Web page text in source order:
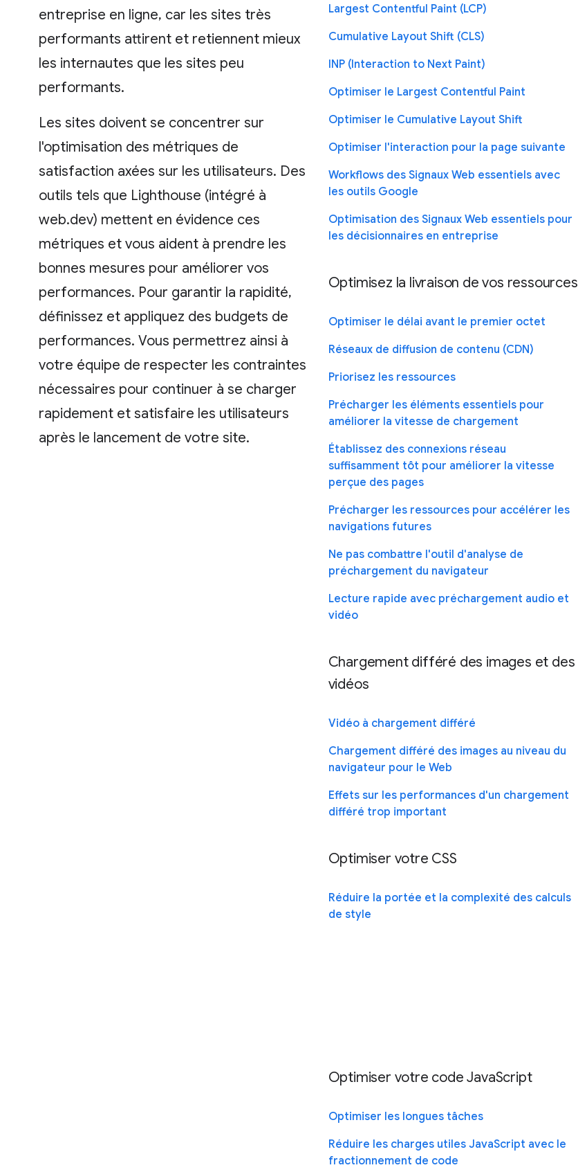
entreprise en ligne, car les sites très
performants attirent et retiennent mieux
les internautes que les sites peu
performants.
Les sites doivent se concentrer sur
l'optimisation des métriques de
satisfaction axées sur les utilisateurs. Des
outils tels que Lighthouse (intégré à
web.dev) mettent en évidence ces
métriques et vous aident à prendre les
bonnes mesures pour améliorer vos
performances. Pour garantir la rapidité,
définissez et appliquez des budgets de
performances. Vous permettrez ainsi à
votre équipe de respecter les contraintes
nécessaires pour continuer à se charger
rapidement et satisfaire les utilisateurs
après le lancement de votre site.
Largest Contentful Paint (LCP)
Cumulative Layout Shift (CLS)
INP (Interaction to Next Paint)
Optimiser le Largest Contentful Paint
Optimiser le Cumulative Layout Shift
Optimiser l'interaction pour la page suivante
Workflows des Signaux Web essentiels avec
les outils Google
Optimisation des Signaux Web essentiels pour
les décisionnaires en entreprise
Optimisez la livraison de vos ressources
Optimiser le délai avant le premier octet
Réseaux de diffusion de contenu (CDN)
Priorisez les ressources
Précharger les éléments essentiels pour
améliorer la vitesse de chargement
Établissez des connexions réseau
suffisamment tôt pour améliorer la vitesse
perçue des pages
Précharger les ressources pour accélérer les
navigations futures
Ne pas combattre l'outil d'analyse de
préchargement du navigateur
Lecture rapide avec préchargement audio et
vidéo
Chargement différé des images et des
vidéos
Vidéo à chargement différé
Chargement différé des images au niveau du
navigateur pour le Web
Effets sur les performances d'un chargement
différé trop important
Optimiser votre CSS
Réduire la portée et la complexité des calculs
de style
Optimiser votre code JavaScript
Optimiser les longues tâches
Réduire les charges utiles JavaScript avec le
fractionnement de code